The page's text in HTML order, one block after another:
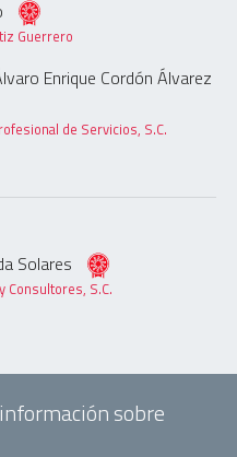
Guerrero
Enrique Cordón Álvarez
de Servicios, S.C.
Solares
Consultores, S.C.
sobre